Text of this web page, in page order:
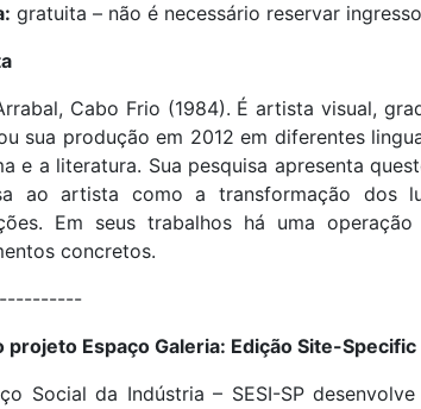
gratuita – não é necessário reservar
Cabo Frio (1984). É artista visual,
sua produção em 2012 em diferentes
e a literatura. Sua pesquisa apresenta
ao artista como a transformação dos
Em seus trabalhos há uma
concretos.
projeto Espaço Galeria: Edição Site-Specific
Social da Indústria – SESI-SP